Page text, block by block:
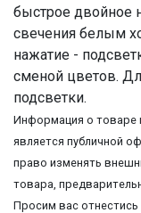
быстрое двойное
свечения белым
нажатие -
сменой цветов.
подсветки.
Информация о товаре
является публичной
право изменять
товара,
Просим вас